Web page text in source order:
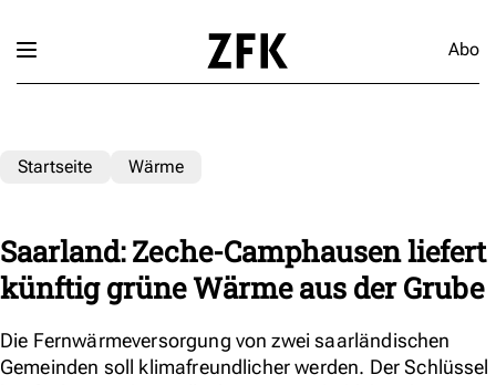
Abo
Startseite Wärme
Saarland: Zeche-Camphausen liefert
künftig grüne Wärme aus der Grube
Die Fernwärmeversorgung von zwei saarländischen
Gemeinden soll klimafreundlicher werden. Der Schlüssel